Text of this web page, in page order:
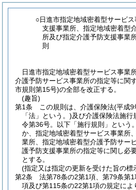
○日進市指定地域密着型サービ
支援事業所、指定地域密着型
所及び指定介護予防支援事業
則
日進市指定地域密着型サービス事業
介護予防サービス事業所の指定等に関
市規則第15号)の全部を改正する。
(趣旨)
第1条
この規則は、介護保険法(平成9
「法」という。)及び介護保険法施行
令第36号。以下「施行規則」という
か、指定地域密着型サービス事業所
業所、指定地域密着型介護予防サー
護予防支援事業所の指定等に関し必
とする。
(指定又は指定の更新を受けた旨の標
第2条
法第78条の2第1項、第79条第
項及び第115条の22第1項の規定によ